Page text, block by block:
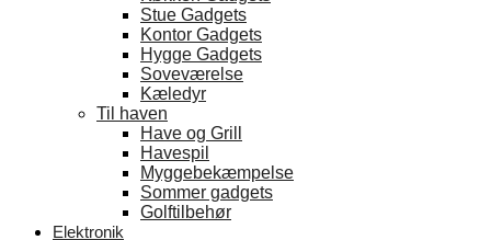
Stue Gadgets
Kontor Gadgets
Hygge Gadgets
Soveværelse
Kæledyr
Til haven
Have og Grill
Havespil
Myggebekæmpelse
Sommer gadgets
Golftilbehør
Elektronik